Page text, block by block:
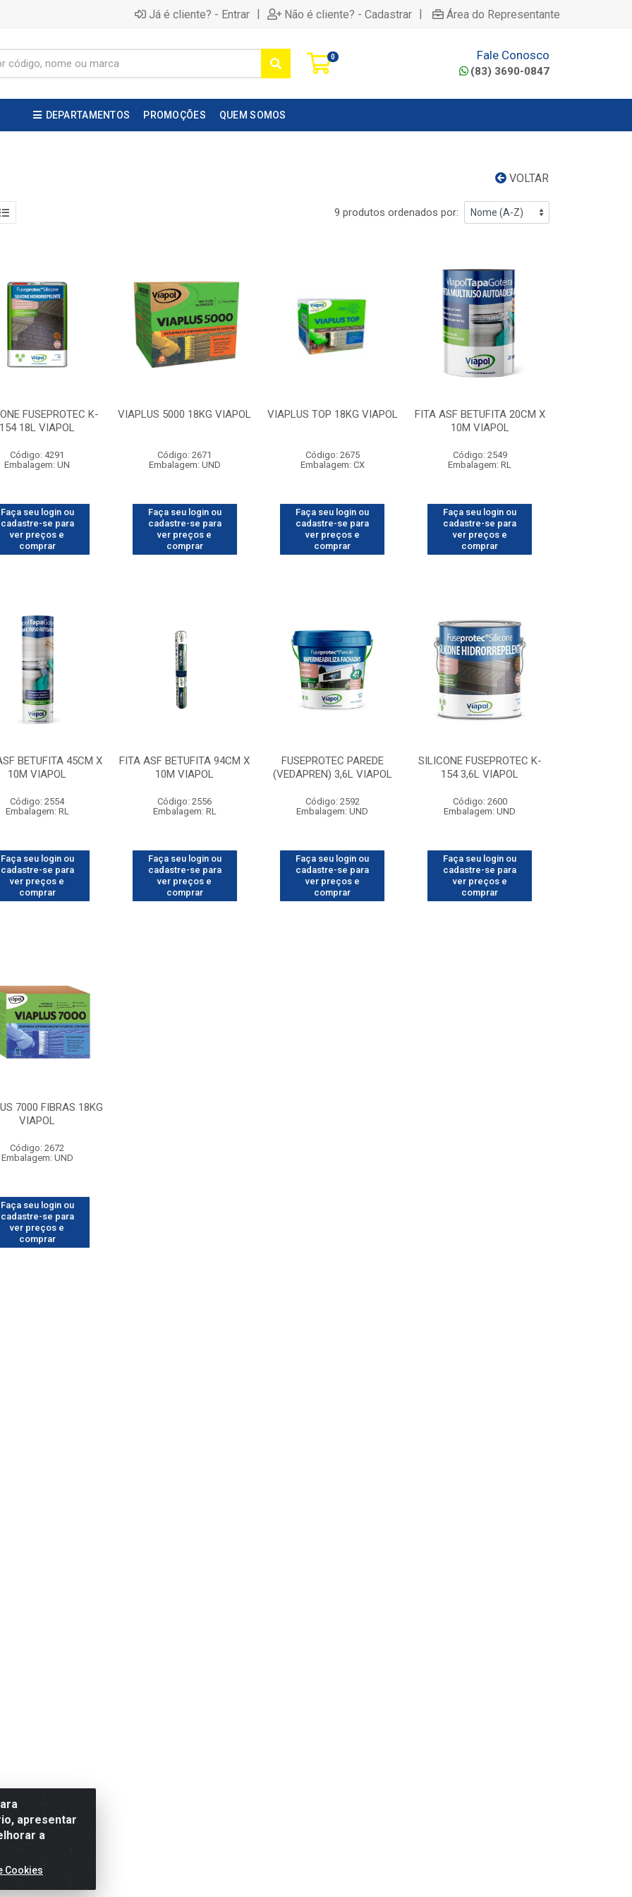
Já é cliente? - Entrar | Não é cliente? - Cadastrar | Área do Representante
0 Fale Conosco
(83) 3690-0847
DEPARTAMENTOS PROMOÇÕES QUEM SOMOS
VOLTAR
9 produtos ordenados por:
FUSEPROTEC K-
154 18L VIAPOL
Código: 4291
Embalagem: UN
Faça seu login ou
cadastre-se para
ver preços e
comprar
VIAPLUS 5000 18KG VIAPOL
Código: 2671
Embalagem: UND
Faça seu login ou
cadastre-se para
ver preços e
comprar
VIAPLUS TOP 18KG VIAPOL
Código: 2675
Embalagem: CX
Faça seu login ou
cadastre-se para
ver preços e
comprar
FITA ASF BETUFITA 20CM X
10M VIAPOL
Código: 2549
Embalagem: RL
Faça seu login ou
cadastre-se para
ver preços e
comprar
BETUFITA 45CM X
10M VIAPOL
Código: 2554
Embalagem: RL
Faça seu login ou
cadastre-se para
ver preços e
comprar
FITA ASF BETUFITA 94CM X
10M VIAPOL
Código: 2556
Embalagem: RL
Faça seu login ou
cadastre-se para
ver preços e
comprar
FUSEPROTEC PAREDE
(VEDAPREN) 3,6L VIAPOL
Código: 2592
Embalagem: UND
Faça seu login ou
cadastre-se para
ver preços e
comprar
SILICONE FUSEPROTEC K-
154 3,6L VIAPOL
Código: 2600
Embalagem: UND
Faça seu login ou
cadastre-se para
ver preços e
comprar
7000 FIBRAS 18KG
VIAPOL
Código: 2672
Embalagem: UND
Faça seu login ou
cadastre-se para
ver preços e
comprar
apresentar
a
Cookies